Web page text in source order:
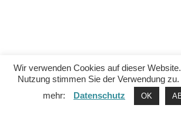
Wir verwenden Cookies auf dieser
Nutzung stimmen Sie der Verwendung
mehr:
Datenschutz OK